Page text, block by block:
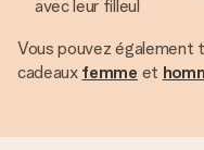
avec leur filleul
Vous pouvez également
cadeaux femme et